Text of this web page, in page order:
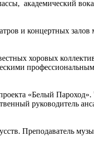
академический
и концертных
хоровых
«Белый
руководитель
Преподаватель